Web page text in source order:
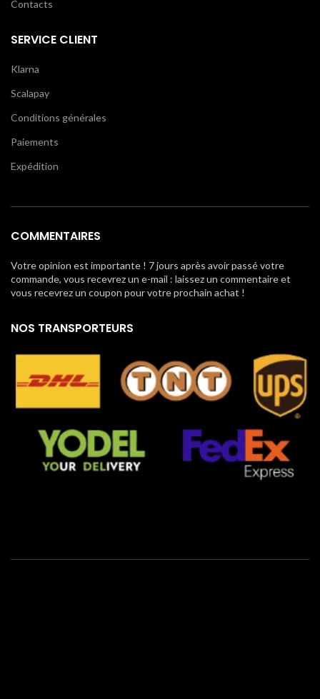
Contacts
SERVICE CLIENT
Klarna
Scalapay
Conditions générales
Paiements
Expédition
COMMENTAIRES
Votre opinion est importante ! 7 jours après avoir passé votre
commande, vous recevrez un e-mail : laissez un commentaire et
vous recevrez un coupon pour votre prochain achat !
NOS TRANSPORTEURS